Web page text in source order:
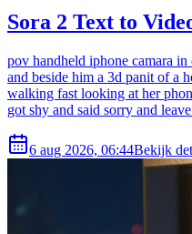
Sora 2 Text to
pov handheld iphone camara
and beside him a 3d panit of a
walking fast looking at her
got shy and said sorry and
6 aug 2026, 06:44Bekijk